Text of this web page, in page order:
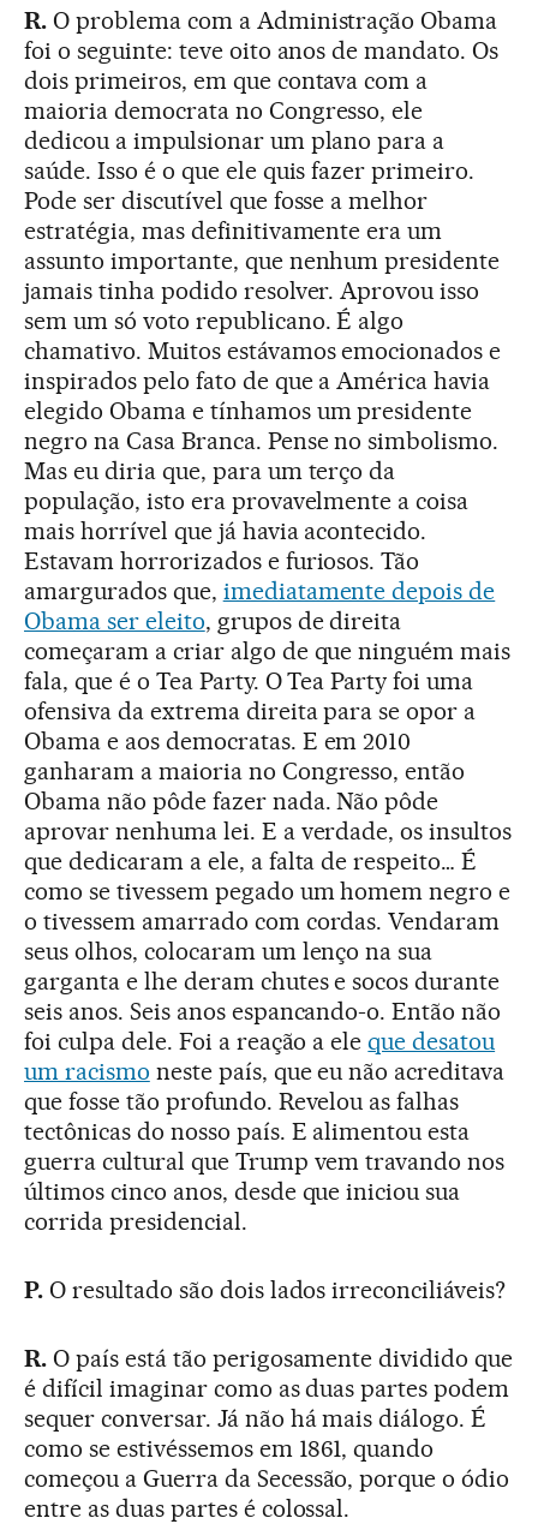
R. O problema com a Administração Obama
foi o seguinte: teve oito anos de mandato. Os
dois primeiros, em que contava com a
maioria democrata no Congresso, ele
dedicou a impulsionar um plano para a
saúde. Isso é o que ele quis fazer primeiro.
Pode ser discutível que fosse a melhor
estratégia, mas definitivamente era um
assunto importante, que nenhum presidente
jamais tinha podido resolver. Aprovou isso
sem um só voto republicano. É algo
chamativo. Muitos estávamos emocionados e
inspirados pelo fato de que a América havia
elegido Obama e tínhamos um presidente
negro na Casa Branca. Pense no simbolismo.
Mas eu diria que, para um terço da
população, isto era provavelmente a coisa
mais horrível que já havia acontecido.
Estavam horrorizados e furiosos. Tão
amargurados que, imediatamente depois de
Obama ser eleito, grupos de direita
começaram a criar algo de que ninguém mais
fala, que é o Tea Party. O Tea Party foi uma
ofensiva da extrema direita para se opor a
Obama e aos democratas. E em 2010
ganharam a maioria no Congresso, então
Obama não pôde fazer nada. Não pôde
aprovar nenhuma lei. E a verdade, os insultos
que dedicaram a ele, a falta de respeito… É
como se tivessem pegado um homem negro e
o tivessem amarrado com cordas. Vendaram
seus olhos, colocaram um lenço na sua
garganta e lhe deram chutes e socos durante
seis anos. Seis anos espancando-o. Então não
foi culpa dele. Foi a reação a eleque desatou
um racismo neste país, que eu não acreditava
que fosse tão profundo. Revelou as falhas
tectônicas do nosso país. E alimentou esta
guerra cultural que Trump vem travando nos
últimos cinco anos, desde que iniciou sua
corrida presidencial.
P. O resultado são dois lados irreconciliáveis?
R. O país está tão perigosamente dividido que
é difícil imaginar como as duas partes podem
sequer conversar. Já não há mais diálogo. É
como se estivéssemos em 1861, quando
começou a Guerra da Secessão, porque o ódio
entre as duas partes é colossal.